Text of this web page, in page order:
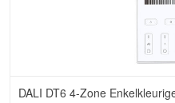
DALI DT6 4-Zone